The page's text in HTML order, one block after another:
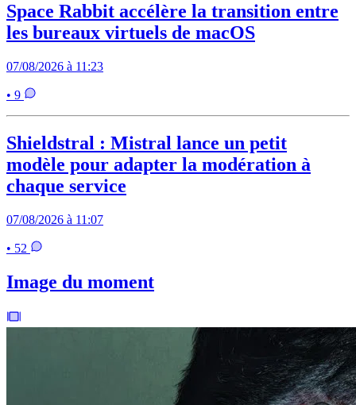
Space Rabbit accélère la transition entre
les bureaux virtuels de macOS
07/08/2026 à 11:23
• 9
Shieldstral : Mistral lance un petit
modèle pour adapter la modération à
chaque service
07/08/2026 à 11:07
• 52
Image du moment